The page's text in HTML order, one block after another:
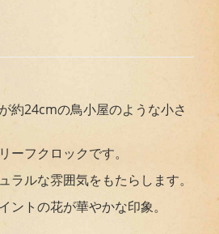
約24cmの鳥小屋のような小さ
ーフクロックです。
ラルな雰囲気をもたらします。
ントの花が華やかな印象。